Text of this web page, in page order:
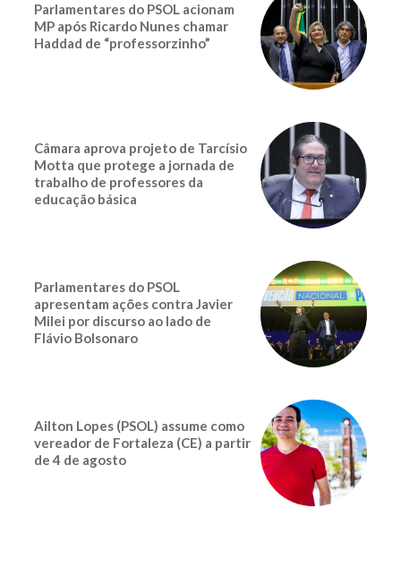
Parlamentares do PSOL acionam
MP após Ricardo Nunes chamar
Haddad de “professorzinho”
Câmara aprova projeto de Tarcísio
Motta que protege a jornada de
trabalho de professores da
educação básica
Parlamentares do PSOL
apresentam ações contra Javier
Milei por discurso ao lado de
Flávio Bolsonaro
Ailton Lopes (PSOL) assume como
vereador de Fortaleza (CE) a partir
de 4 de agosto